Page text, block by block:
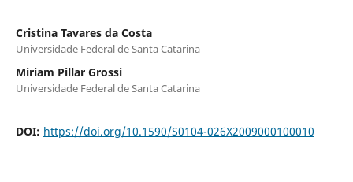
Cristina Tavares da Costa
Universidade Federal de Santa Catarina
Miriam Pillar Grossi
Universidade Federal de Santa Catarina
DOI: https://doi.org/10.1590/S0104-026X2009000100010